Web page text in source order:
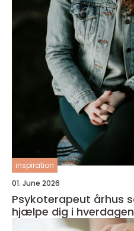
inspiration
01. June 2026
Psykoterapeut århus sådan kan terapi
hjælpe dig i hverdagen